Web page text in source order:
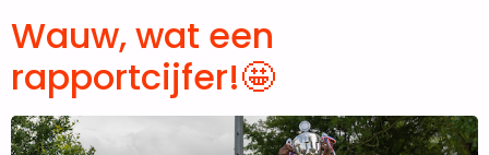
Wauw, wat een
rapportcijfer!🤩